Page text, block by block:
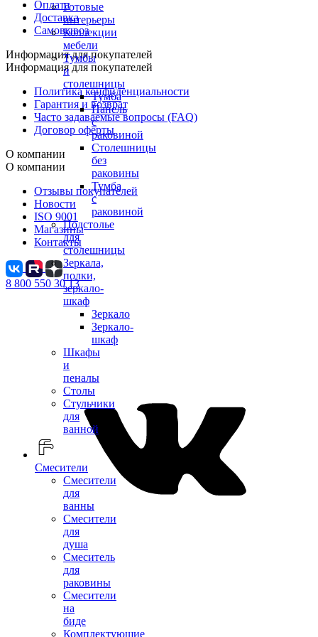
Готовые
интерьеры
Коллекции
мебели
Тумбы
и
столешницы
Тумба
Панель
с
раковиной
Столешницы
без
раковины
Тумба
с
раковиной
Подстолье
для
столешницы
Зеркала,
полки,
зеркало-
шкаф
Зеркало
Зеркало-
шкаф
Шкафы
и
пеналы
Столы
Стульчики
для
ванной
Смесители
Смесители
для
ванны
Смесители
для
душа
Смеситель
для
раковины
Смесители
на
биде
Комплектующие
Оплата
Доставка
Самовывоз
Информация для покупателей
Информация для покупателей
Политика конфиденциальности
Гарантия и возврат
Часто задаваемые вопросы (FAQ)
Договор оферты
О компании
О компании
Отзывы покупателей
Новости
ISO 9001
Магазины
Контакты
8 800 550 30 13